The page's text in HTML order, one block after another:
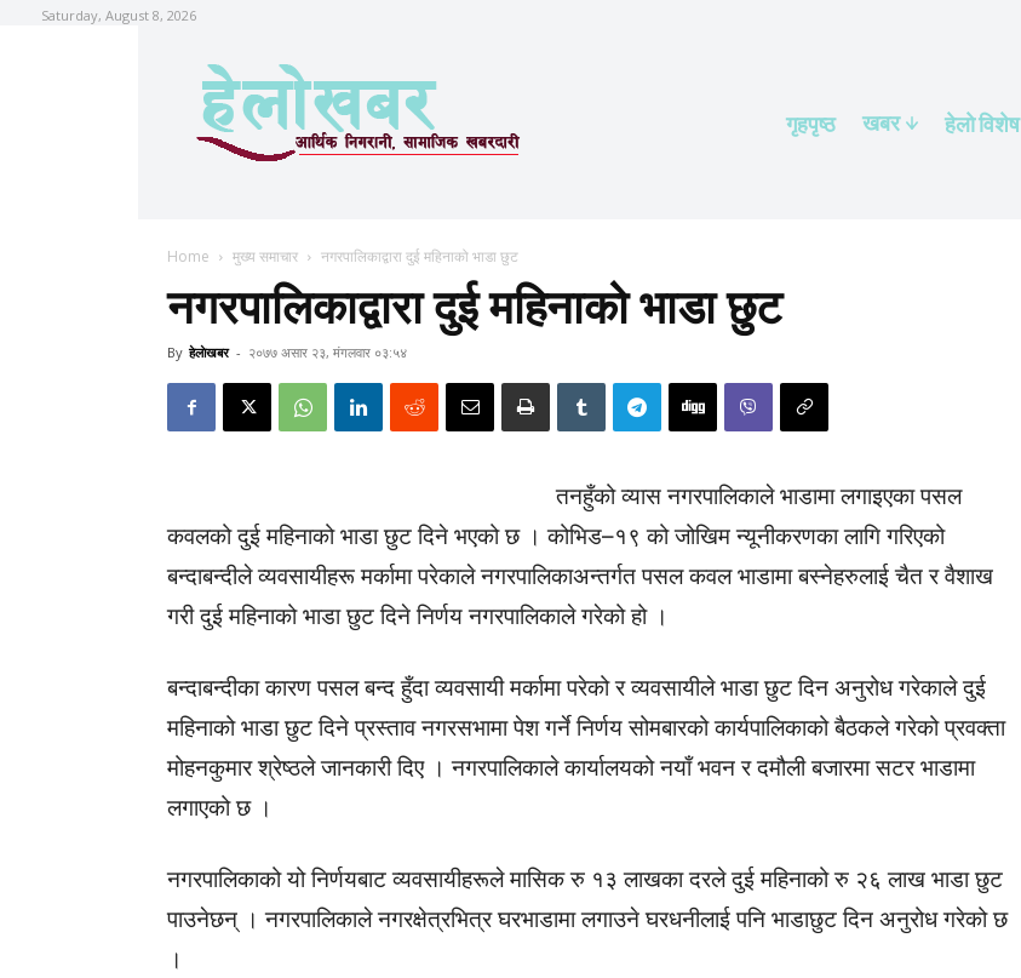
Saturday, August 8, 2026
गृहपृष्ठ खबर हेलाे विशेष
Home मुख्य समाचार नगरपालिकाद्वारा दुई महिनाको भाडा छुट
नगरपालिकाद्वारा दुई महिनाको भाडा छुट
By हेलाेखबर - २०७७ असार २३, मंगलवार ०३:५४
तनहुँको व्यास नगरपालिकाले भाडामा लगाइएका पसल
कवलको दुई महिनाको भाडा छुट दिने भएको छ । कोभिड–१९ को जोखिम न्यूनीकरणका लागि गरिएको
बन्दाबन्दीले व्यवसायीहरू मर्कामा परेकाले नगरपालिकाअन्तर्गत पसल कवल भाडामा बस्नेहरुलाई चैत र वैशाख
गरी दुई महिनाको भाडा छुट दिने निर्णय नगरपालिकाले गरेको हो ।
बन्दाबन्दीका कारण पसल बन्द हुँदा व्यवसायी मर्कामा परेको र व्यवसायीले भाडा छुट दिन अनुरोध गरेकाले दुई
महिनाको भाडा छुट दिने प्रस्ताव नगरसभामा पेश गर्ने निर्णय सोमबारको कार्यपालिकाको बैठकले गरेको प्रवक्ता
मोहनकुमार श्रेष्ठले जानकारी दिए । नगरपालिकाले कार्यालयको नयाँ भवन र दमौली बजारमा सटर भाडामा
लगाएको छ ।
नगरपालिकाको यो निर्णयबाट व्यवसायीहरूले मासिक रु १३ लाखका दरले दुई महिनाको रु २६ लाख भाडा छुट
पाउनेछन् । नगरपालिकाले नगरक्षेत्रभित्र घरभाडामा लगाउने घरधनीलाई पनि भाडाछुट दिन अनुरोध गरेको छ
।